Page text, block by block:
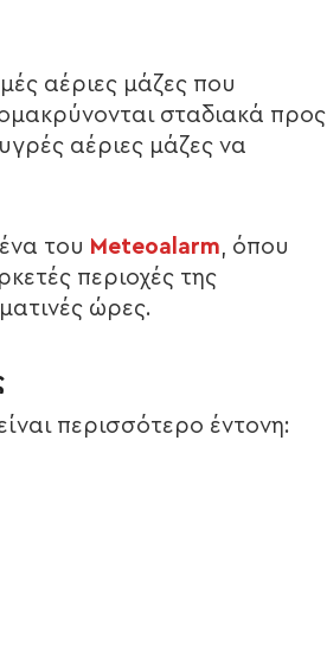
αέριες μάζες που
σταδιακά προς
αέριες μάζες να
του Meteoalarm, όπου
περιοχές της
ώρες.
περισσότερο έντονη: